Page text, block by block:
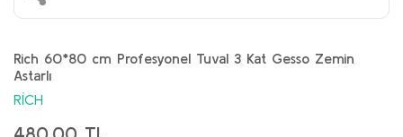
Rich 60*80 cm Profesyonel Tuval 3 Kat Gesso Zemin
Astarlı
RİCH